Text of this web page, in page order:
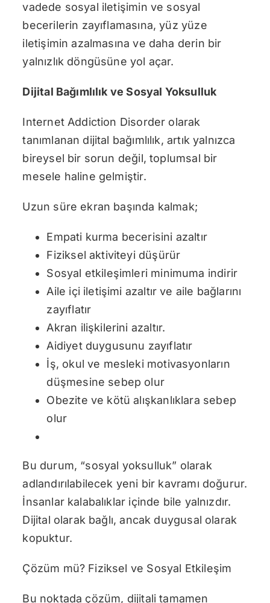
vadede sosyal iletişimin ve sosyal
becerilerin zayıflamasına, yüz yüze
iletişimin azalmasına ve daha derin bir
yalnızlık döngüsüne yol açar.
Dijital Bağımlılık ve Sosyal Yoksulluk
Internet Addiction Disorder olarak
tanımlanan dijital bağımlılık, artık yalnızca
bireysel bir sorun değil, toplumsal bir
mesele haline gelmiştir.
Uzun süre ekran başında kalmak;
Empati kurma becerisini azaltır
Fiziksel aktiviteyi düşürür
Sosyal etkileşimleri minimuma indirir
Aile içi iletişimi azaltır ve aile bağlarını
zayıflatır
Akran ilişkilerini azaltır.
Aidiyet duygusunu zayıflatır
İş, okul ve mesleki motivasyonların
düşmesine sebep olur
Obezite ve kötü alışkanlıklara sebep
olur
Bu durum, “sosyal yoksulluk” olarak
adlandırılabilecek yeni bir kavramı doğurur.
İnsanlar kalabalıklar içinde bile yalnızdır.
Dijital olarak bağlı, ancak duygusal olarak
kopuktur.
Çözüm mü? Fiziksel ve Sosyal Etkileşim
Bu noktada çözüm, dijitali tamamen